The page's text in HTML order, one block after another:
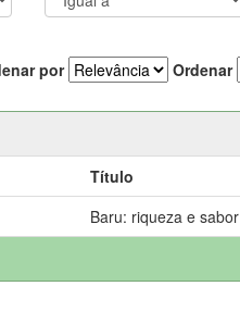
por Ordenar
Título
Baru: riqueza e